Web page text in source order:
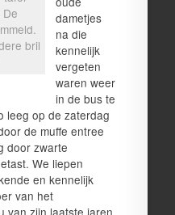
bril
dametjes
na die
kennelijk
vergeten
waren weer
in de bus te
leeg op de zaterdag
de muffe entree
door zwarte
We liepen
en kennelijk
van het
van zijn laatste jaren